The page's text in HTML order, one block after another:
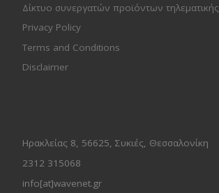
Δίκτυο συνεργατών προϊόντων τηλεματικής
Privacy Policy
Terms and Conditions
Disclaimer
Ηρακλείας 8, 56625, Συκιές, Θεσσαλονίκη
2312 315068
info[at]wavenet.gr